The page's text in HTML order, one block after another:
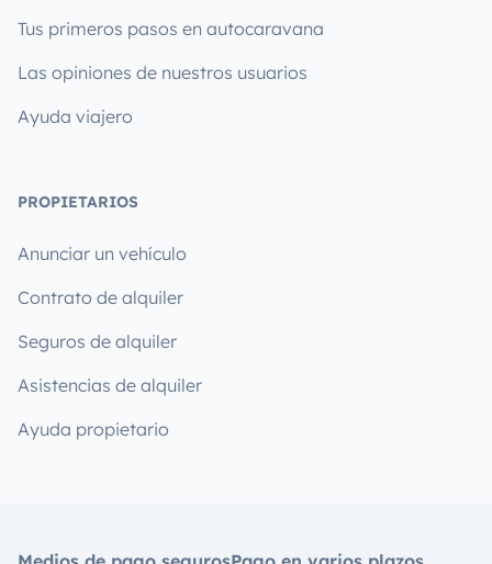
Tus primeros pasos en autocaravana
Las opiniones de nuestros usuarios
Ayuda viajero
PROPIETARIOS
Anunciar un vehículo
Contrato de alquiler
Seguros de alquiler
Asistencias de alquiler
Ayuda propietario